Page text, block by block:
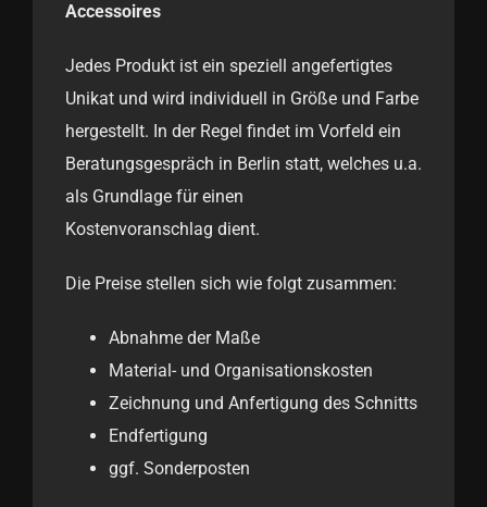
Accessoires
Jedes Produkt ist ein speziell angefertigtes
Unikat und wird individuell in Größe und Farbe
hergestellt. In der Regel findet im Vorfeld ein
Beratungsgespräch in Berlin statt, welches u.a.
als Grundlage für einen
Kostenvoranschlag dient.
Die Preise stellen sich wie folgt zusammen:
Abnahme der Maße
Material- und Organisationskosten
Zeichnung und Anfertigung des Schnitts
Endfertigung
ggf. Sonderposten